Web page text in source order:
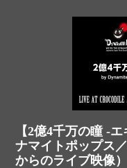
【2億4千万の瞳 -
ナマイトポップス
からのライブ映像）